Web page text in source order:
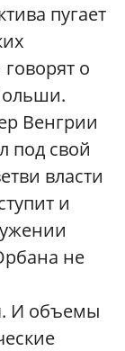
пугает
о
Венгрии
под свой
власти
и
не
И объемы